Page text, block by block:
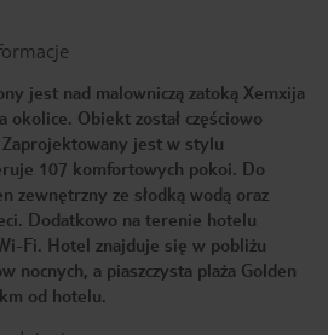
jest nad malowniczą zatoką Xemxija
Obiekt został częściowo
jest w stylu
107 komfortowych pokoi. Do
zewnętrzny ze słodką wodą oraz
Dodatkowo na terenie hotelu
Fi. Hotel znajduje się w pobliżu
nocnych, a piaszczysta plaża Golden
od hotelu.